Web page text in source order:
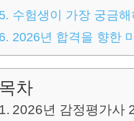
5. 수험생이 가장 궁금해
6. 2026년 합격을 향한
목차
2026년 감정평가사